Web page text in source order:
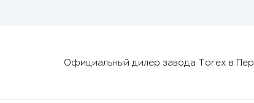
Официальный дилер завода Torex в